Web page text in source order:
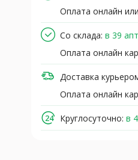
Оплата онлайн
Со склада: в 39
Оплата онлайн
Доставка
Оплата онлайн
Круглосуточно: в